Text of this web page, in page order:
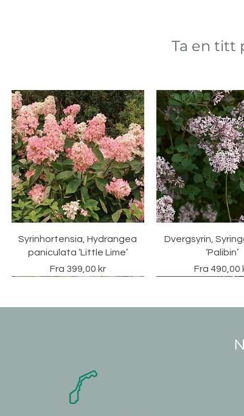
Ta en titt
Hurtigvisning
Syrinhortensia, Hydrangea
paniculata ‘Little Lime’
Fra 399,00 kr
Salgspris
Dvergsyrin,
‘Palibin’
Fra490,00
Salgspris